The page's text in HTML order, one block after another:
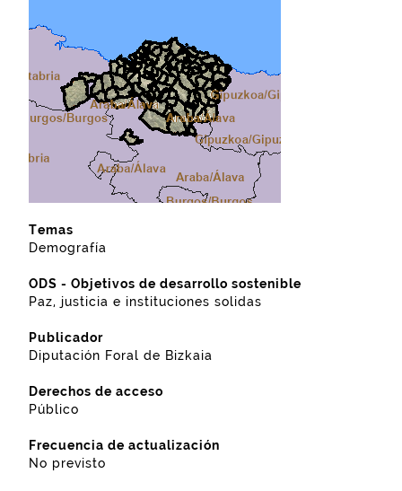
Temas
Demografía
ODS - Objetivos de desarrollo sostenible
Paz, justicia e instituciones solidas
Publicador
Diputación Foral de Bizkaia
Derechos de acceso
Público
Frecuencia de actualización
No previsto